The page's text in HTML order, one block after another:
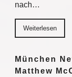
nach…
Weiterlesen
München
Matthew